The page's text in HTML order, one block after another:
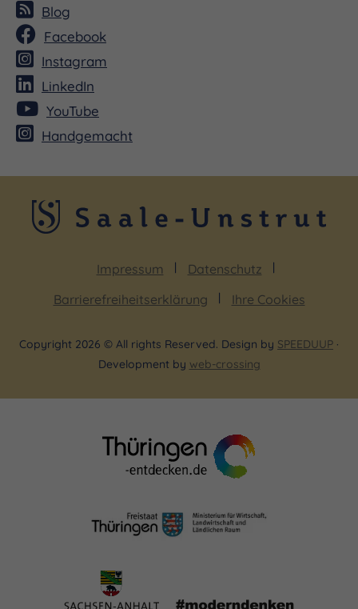
Blog
Facebook
Instagram
LinkedIn
YouTube
Handgemacht
Impressum
Datenschutz
Barrierefreiheitserklärung
Ihre Cookies
Copyright 2026 © All rights Reserved. Design by SPEEDUUP ·
Development by web-crossing